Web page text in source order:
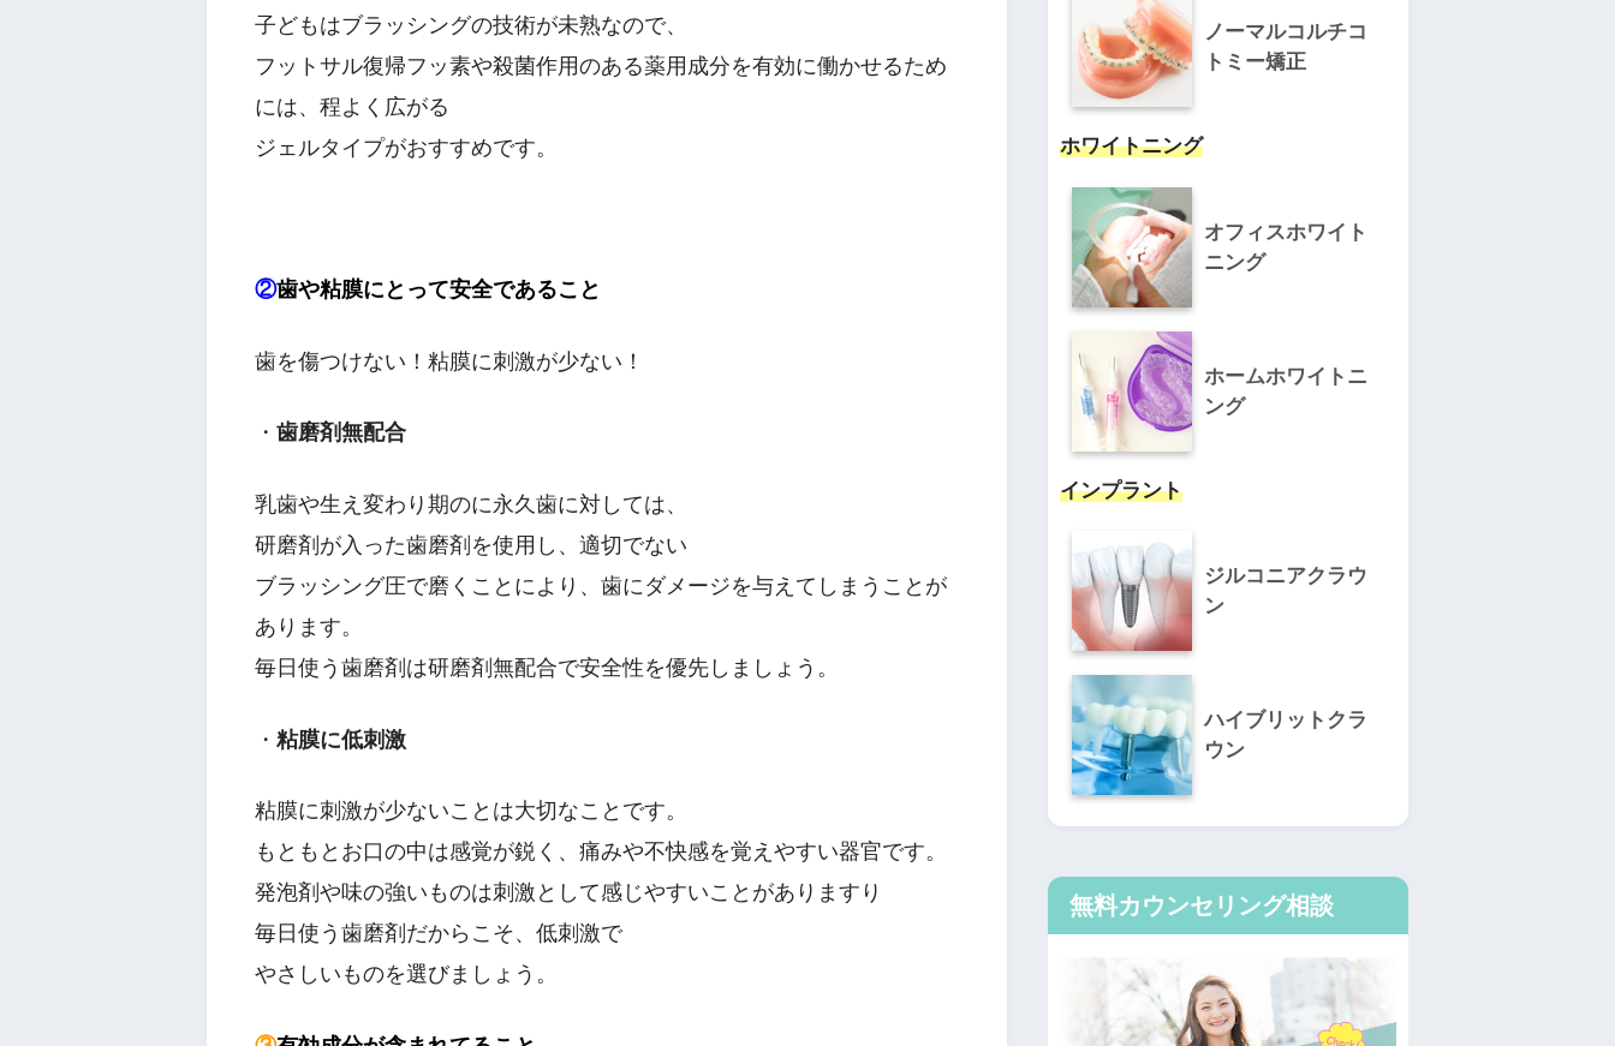
子どもはブラッシングの技術が未熟なので、
フットサル復帰フッ素や殺菌作用のある薬用成分を有効に働かせるため
には、程よく広がる
ジェルタイプがおすすめです。
②歯や粘膜にとって安全であること
歯を傷つけない！粘膜に刺激が少ない！
・ 歯磨剤無配合
乳歯や生え変わり期のに永久歯に対しては、
研磨剤が入った歯磨剤を使用し、適切でない
ブラッシング圧で磨くことにより、歯にダメージを与えてしまうことが
あります。
毎日使う歯磨剤は研磨剤無配合で安全性を優先しましょう。
・ 粘膜に低刺激
粘膜に刺激が少ないことは大切なことです。
もともとお口の中は感覚が鋭く、痛みや不快感を覚えやすい器官です。
発泡剤や味の強いものは刺激として感じやすいことがありますり
毎日使う歯磨剤だからこそ、低刺激で
やさしいものを選びましょう。
ノーマルコルチコ
トミー矯正
ホワイトニング
オフィスホワイト
ニング
ホームホワイトニ
ング
インプラント
ジルコニアクラウ
ン
ハイブリットクラ
ウン
無料カウンセリング相談